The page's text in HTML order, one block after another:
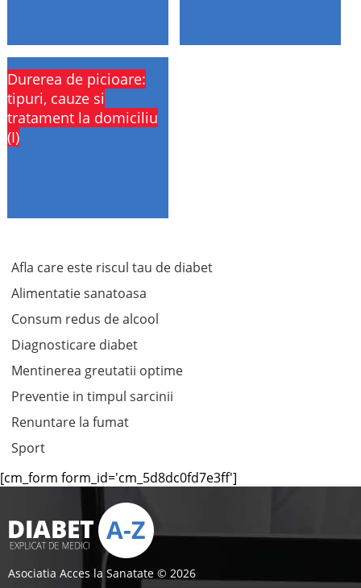
Durerea de picioare:
tipuri, cauze si
tratament la domiciliu
(I)
Afla care este riscul tau de diabet
Alimentatie sanatoasa
Consum redus de alcool
Diagnosticare diabet
Mentinerea greutatii optime
Preventie in timpul sarcinii
Renuntare la fumat
Sport
[cm_form form_id='cm_5d8dc0fd7e3ff']
Asociatia Acces la Sanatate © 2026